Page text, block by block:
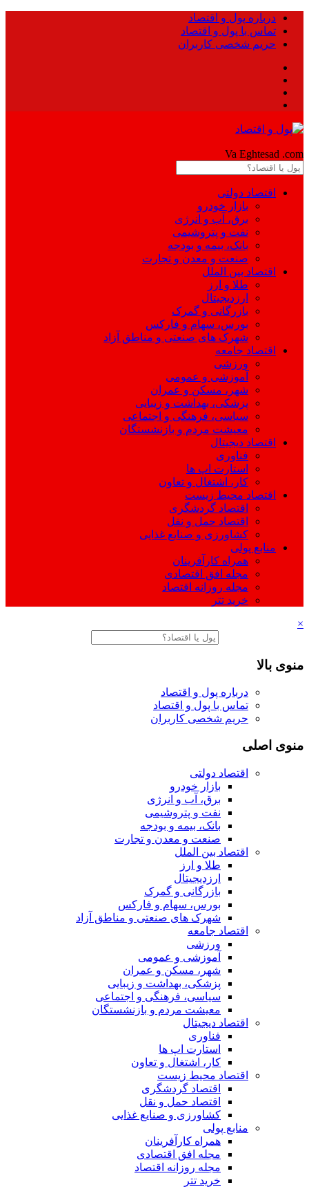
درباره پول و اقتصاد
تماس با پول و اقتصاد
حریم شخصی کاربران
Va Eghtesad .com
اقتصاد دولتی
بازار خودرو
برق، آب و انرژی
نفت و پتروشیمی
بانک، بیمه و بودجه
صنعت و معدن و تجارت
اقتصاد بین الملل
طلا و ارز
ارزدیجیتال
بازرگانی و گمرک
بورس، سهام و فارکس
شهرک های صنعتی و مناطق آزاد
اقتصاد جامعه
ورزشی
آموزشی و عمومی
شهر، مسکن و عمران
پزشکی، بهداشت و زیبایی
سیاسی، فرهنگی و اجتماعی
معیشت مردم و بازنشستگان
اقتصاد دیجیتال
فناوری
استارت اپ ها
کار، اشتغال و تعاون
اقتصاد محیط زیست
اقتصاد گردشگری
اقتصاد حمل و نقل
کشاورزی و صنایع غذایی
منابع پولی
همراه کارآفرینان
مجله افق اقتصادی
مجله روزانه اقتصاد
خرید تتر
×
منوی بالا
درباره پول و اقتصاد
تماس با پول و اقتصاد
حریم شخصی کاربران
منوی اصلی
اقتصاد دولتی
بازار خودرو
برق، آب و انرژی
نفت و پتروشیمی
بانک، بیمه و بودجه
صنعت و معدن و تجارت
اقتصاد بین الملل
طلا و ارز
ارزدیجیتال
بازرگانی و گمرک
بورس، سهام و فارکس
شهرک های صنعتی و مناطق آزاد
اقتصاد جامعه
ورزشی
آموزشی و عمومی
شهر، مسکن و عمران
پزشکی، بهداشت و زیبایی
سیاسی، فرهنگی و اجتماعی
معیشت مردم و بازنشستگان
اقتصاد دیجیتال
فناوری
استارت اپ ها
کار، اشتغال و تعاون
اقتصاد محیط زیست
اقتصاد گردشگری
اقتصاد حمل و نقل
کشاورزی و صنایع غذایی
منابع پولی
همراه کارآفرینان
مجله افق اقتصادی
مجله روزانه اقتصاد
خرید تتر